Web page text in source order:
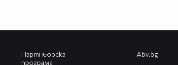
Партньорска
програма
Abv.bg